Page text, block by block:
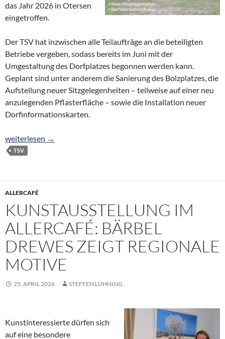
das Jahr 2026 in Otersen
eingetroffen.
Der TSV hat inzwischen alle Teilaufträge an die beteiligten
Betriebe vergeben, sodass bereits im Juni mit der
Umgestaltung des Dorfplatzes begonnen werden kann.
Geplant sind unter anderem die Sanierung des Bolzplatzes, die
Aufstellung neuer Sitzgelegenheiten – teilweise auf einer neu
anzulegenden Pflasterfläche – sowie die Installation neuer
Dorfinformationskarten.
Dorfplatz-Umgestaltung startet im Juni
weiterlesen →
TSV
ALLERCAFÉ
KUNSTAUSSTELLUNG IM
ALLERCAFÉ: BÄRBEL
DREWES ZEIGT REGIONALE
MOTIVE
25. APRIL 2026 STEFFEN LÜHNING
Kunstinteressierte dürfen sich
auf eine besondere